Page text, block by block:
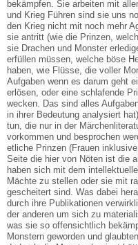
bekämpfen. Sie arbeiten mit
und Krieg Führen sind sie uns
den Krieg nicht mit noch mehr
sie antritt (wie die Prinzen,
sie Drachen und Monster
erfüllen müssen, welche böse
haben, wie Flüsse, die voller
Aufgaben wenn es darum geht
erlösen, oder eine schlafende
wecken. Das sind alles
in ihrer Bedeutung analysiert
tun, die nur in der
vorkommen und besprochen
etliche Prinzen (Frauen
Seite die hier von Nöten ist die
haben sich mit dem
Mächte zu stellen oder sie mit
gescheitert sind. Was dabei
durch ihre Publikationen
der anderen um sich zu
was sie so offensichtlich
Monstern geworden und